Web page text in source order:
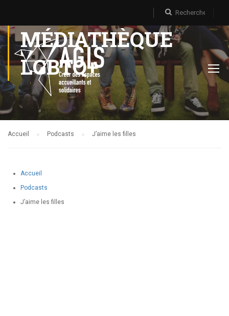
MÉDIATHÈQUE
LGBTQ+
Accueil Podcasts J’aime les filles
Accueil
Podcasts
J’aime les filles